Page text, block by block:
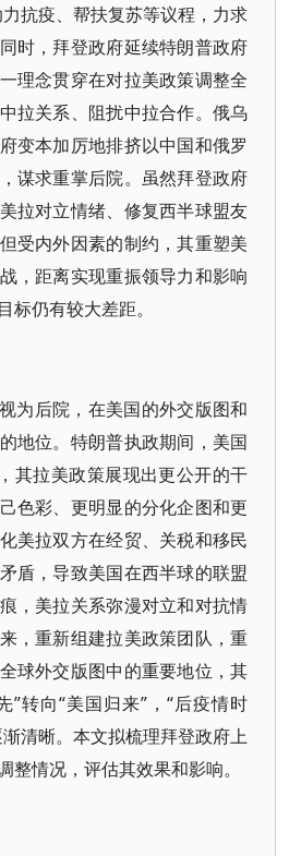
抗疫、帮扶复苏等议程，力求
时，拜登政府延续特朗普政府
理念贯穿在对拉美政策调整全
拉关系、阻扰中拉合作。俄乌
变本加厉地排挤以中国和俄罗
谋求重掌后院。虽然拜登政府
拉对立情绪、修复西半球盟友
受内外因素的制约，其重塑美
，距离实现重振领导力和影响
标仍有较大差距。
为后院，在美国的外交版图和
地位。特朗普执政期间，美国
其拉美政策展现出更公开的干
色彩、更明显的分化企图和更
美拉双方在经贸、关税和移民
盾，导致美国在西半球的联盟
，美拉关系弥漫对立和对抗情
，重新组建拉美政策团队，重
球外交版图中的重要地位，其
”转向“美国归来”，“后疫情时
清晰。本文拟梳理拜登政府上
整情况，评估其效果和影响。